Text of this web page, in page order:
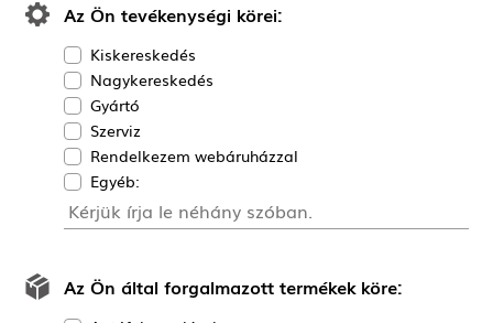
Az Ön tevékenységi körei:
Kiskereskedés
Nagykereskedés
Gyártó
Szerviz
Rendelkezem webáruházzal
Egyéb:
Az Ön által forgalmazott termékek köre: